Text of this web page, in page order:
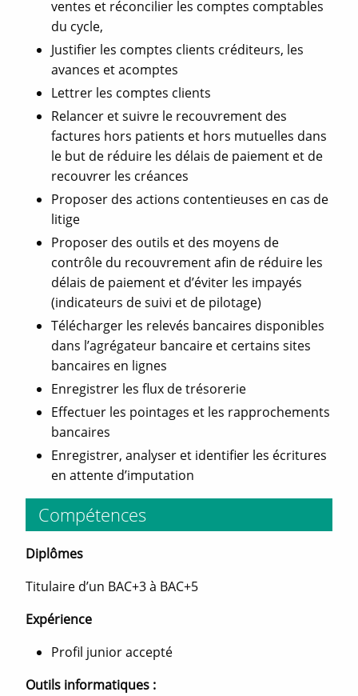
ventes et réconcilier les comptes comptables
du cycle,
Justifier les comptes clients créditeurs, les
avances et acomptes
Lettrer les comptes clients
Relancer et suivre le recouvrement des
factures hors patients et hors mutuelles dans
le but de réduire les délais de paiement et de
recouvrer les créances
Proposer des actions contentieuses en cas de
litige
Proposer des outils et des moyens de
contrôle du recouvrement afin de réduire les
délais de paiement et d’éviter les impayés
(indicateurs de suivi et de pilotage)
Télécharger les relevés bancaires disponibles
dans l’agrégateur bancaire et certains sites
bancaires en lignes
Enregistrer les flux de trésorerie
Effectuer les pointages et les rapprochements
bancaires
Enregistrer, analyser et identifier les écritures
en attente d’imputation
Compétences
Diplômes
Titulaire d’un BAC+3 à BAC+5
Expérience
Profil junior accepté
Outils informatiques :